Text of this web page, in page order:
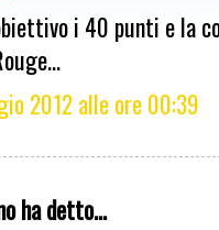
i 40 punti e la
2012 alle ore 00:39
ha detto...